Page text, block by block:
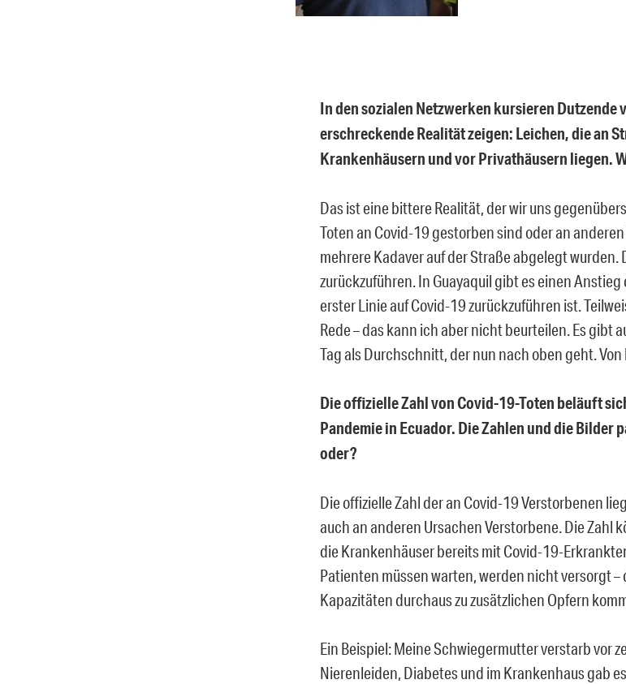
In den sozialen Netzwerken kursieren Dutzende
erschreckende Realität zeigen: Leichen, die an
Krankenhäusern und vor Privathäusern liegen.
Das ist eine bittere Realität, der wir uns
Toten an Covid-19 gestorben sind oder an
mehrere Kadaver auf der Straße abgelegt wurden.
zurückzuführen. In Guayaquil gibt es einen
erster Linie auf Covid-19 zurückzuführen ist.
Rede – das kann ich aber nicht beurteilen. Es gibt
Tag als Durchschnitt, der nun nach oben geht.
Die offizielle Zahl von Covid-19-Toten beläuft
Pandemie in Ecuador. Die Zahlen und die Bilder
oder?
Die offizielle Zahl der an Covid-19 Verstorbenen
auch an anderen Ursachen Verstorbene. Die Zahl
die Krankenhäuser bereits mit Covid-19-
Patienten müssen warten, werden nicht versorgt
Kapazitäten durchaus zu zusätzlichen Opfern
Ein Beispiel: Meine Schwiegermutter verstarb vor
Nierenleiden, Diabetes und im Krankenhaus gab